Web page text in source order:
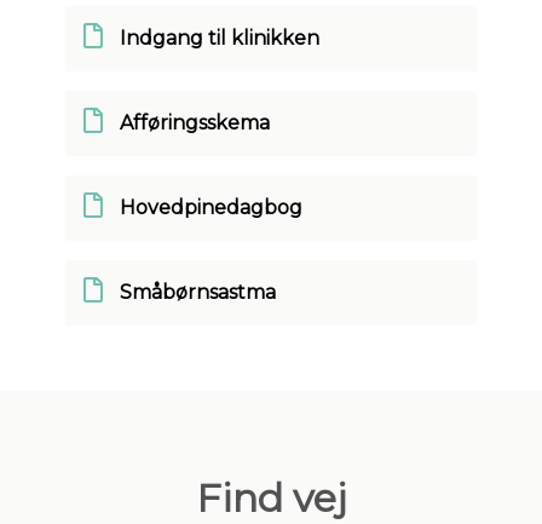
Indgang til klinikken
Afføringsskema
Hovedpinedagbog
Småbørnsastma
Find vej